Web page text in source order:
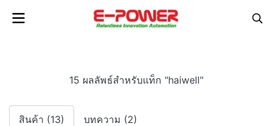
15 ผลลัพธ์สำหรับแท็ก "haiwell"
สินค้า (13) บทความ (2)